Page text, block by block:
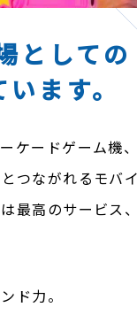
としての
ます。
ケードゲーム機
つながれるモバ
最高のサービス
ド力。